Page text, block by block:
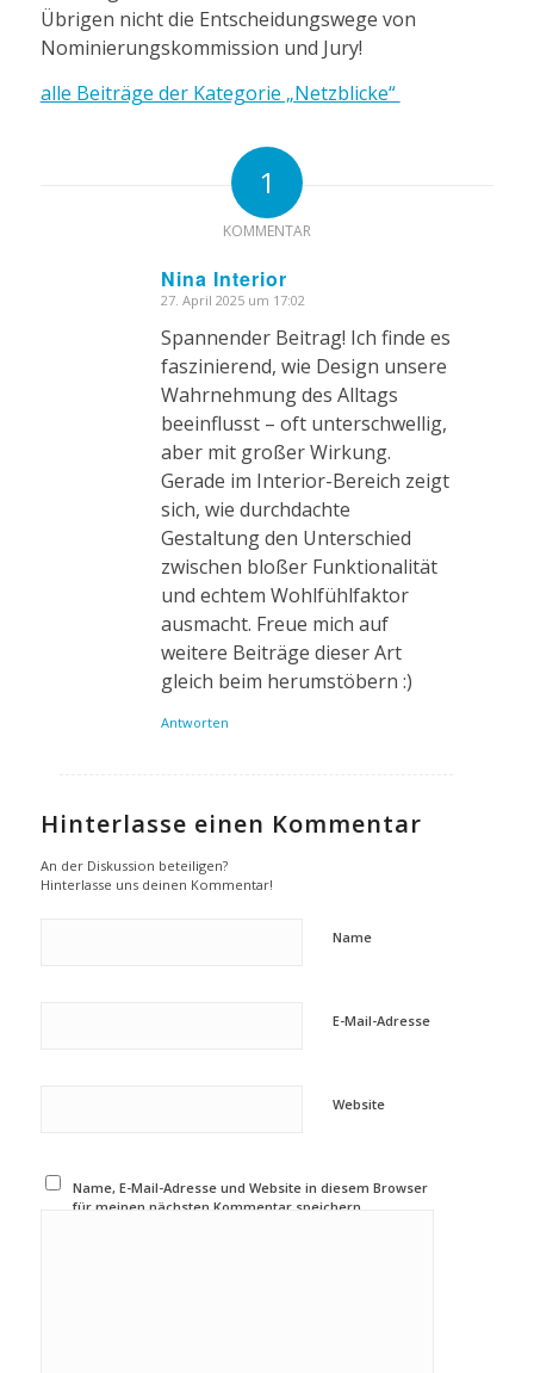
Übrigen nicht die Entscheidungswege von
Nominierungskommission und Jury!
alle Beiträge der Kategorie „Netzblicke“
1
KOMMENTAR
Nina Interior
sagte:
27. April 2025 um 17:02
Spannender Beitrag! Ich finde es
faszinierend, wie Design unsere
Wahrnehmung des Alltags
beeinflusst – oft unterschwellig,
aber mit großer Wirkung.
Gerade im Interior-Bereich zeigt
sich, wie durchdachte
Gestaltung den Unterschied
zwischen bloßer Funktionalität
und echtem Wohlfühlfaktor
ausmacht. Freue mich auf
weitere Beiträge dieser Art
gleich beim herumstöbern :)
Antworten
Hinterlasse einen Kommentar
An der Diskussion beteiligen?
Hinterlasse uns deinen Kommentar!
Name
E-Mail-Adresse
Website
Name, E-Mail-Adresse und Website in diesem Browser
für meinen nächsten Kommentar speichern.